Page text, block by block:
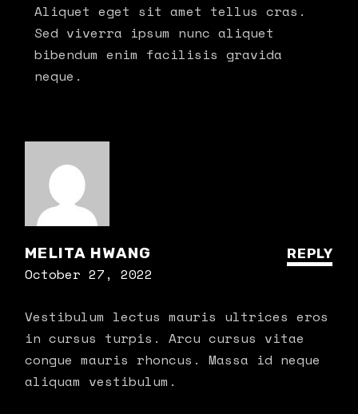
Aliquet eget sit amet tellus cras.
Sed viverra ipsum nunc aliquet
bibendum enim facilisis gravida
neque.
MELITA HWANG
October 27, 2022
REPLY
Vestibulum lectus mauris ultrices eros
in cursus turpis. Arcu cursus vitae
congue mauris rhoncus. Massa id neque
aliquam vestibulum.